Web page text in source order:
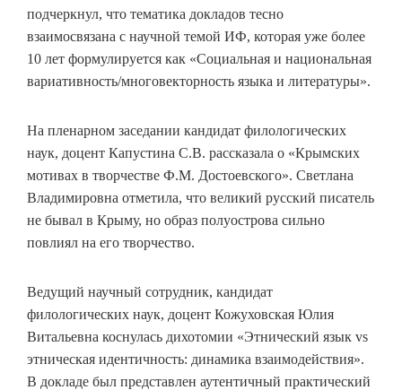
подчеркнул, что тематика докладов тесно
взаимосвязана с научной темой ИФ, которая уже более
10 лет формулируется как «Социальная и национальная
вариативность/многовекторность языка и литературы».
На пленарном заседании кандидат филологических
наук, доцент Капустина С.В. рассказала о «Крымских
мотивах в творчестве Ф.М. Достоевского». Светлана
Владимировна отметила, что великий русский писатель
не бывал в Крыму, но образ полуострова сильно
повлиял на его творчество.
Ведущий научный сотрудник, кандидат
филологических наук, доцент Кожуховская Юлия
Витальевна коснулась дихотомии «Этнический язык vs
этническая идентичность: динамика взаимодействия».
В докладе был представлен аутентичный практический